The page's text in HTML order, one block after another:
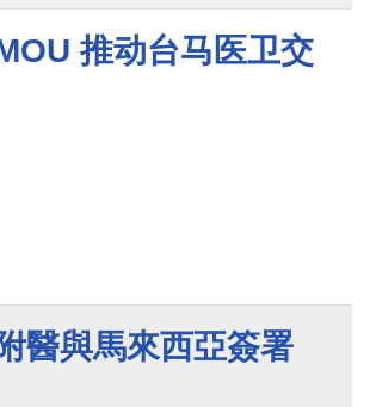
推动台马医卫交
醫與馬來西亞簽署